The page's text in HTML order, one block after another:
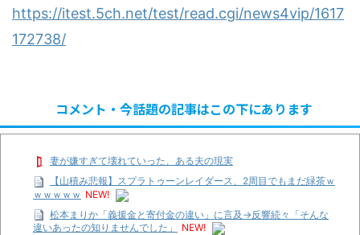
https://itest.5ch.net/test/read.cgi/news4vip/1617
172738/
コメント・今話題の記事はこの下にあります
妻が嫌すぎて壊れていった、ある夫の現実
【山積み悲報】スプラトゥーンレイダース、2周目でもまだ緑茶ｗ
ｗｗｗｗｗ NEW!
松本まりか「義援金と寄付金の違い」に言及→反響続々「そんな
違いあったの知りませんでした」
NEW!